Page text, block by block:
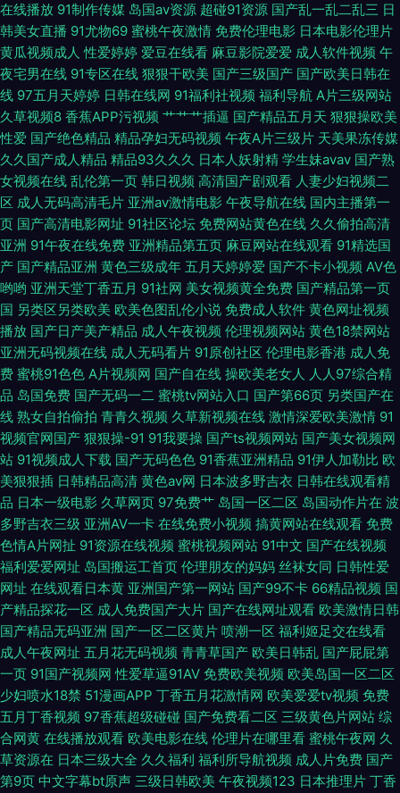
国产精品鲁鲁鲁视频 91美女免费视频蜜 欧洲香蕉av电影 91校花宝儿在线 91
传媒magnet 老司机福利 91在线青青草 99国产福利导航 福利av导航亚洲 色
亚洲天堂 91看双飞片 avtt伊人 肏屄视频看看 黄色三级网站片 内射黑丝91av
午夜AV婷婷 91内射社频 深夜av 五月天四房播播影院 三级黄色高清在线 东
京热大轮奸 在线亚洲导航 黄色Jm网站 91nav 狠狠干天天干 91VA久久 国产
自产精品 影音先锋在线色情91 狠狠艹狠狠 91视频播放地址 少妇1干入111P
国产精品密久久 91国产精品乱子伦 久蕉伊人 91熟女精品91 欧美性精品一区
国产偷自区 91成人视颖 91探花高中生极品 四虎在线视频A片 国产成人日 91
白丝在线抄 九一破解版 91福利视频导 久久大神 91视频黄瓜视频 欧美日韩亚
亚洲成人 91网站永久免费看视频 日本成人在线观看一区 92福利天堂 日韩人
妻ab av激情片 丝袜深爱网 成人福利99 午夜福利资源 久久精品5区 不卡毛片
在线视频 一区一二一区一二一 国产综合新艹屄片 91爱爱视频午夜 老司机成
人福利导航 91日韩欧美 欧美色综合部
在线播放 91制作传媒 岛国av资源 超碰91资源 国产乱一乱二乱三 日
韩美女直播 91尤物69 蜜桃午夜激情 免费伦理电影 日本电影伦理片
黄瓜视频成人 性爱婷婷 爱豆在线看 麻豆影院爱爱 成人软件视频 午
夜宅男在线 91专区在线 狠狠干欧美 国产三级国产 国产欧美日韩在
线 97五月天婷婷 日韩在线网 91福利社视频 福利导航 A片三级网站
久草视频8 香蕉APP污视频 艹艹艹插逼 国产精品五月天 狠狠操欧美
性爱 国产绝色精品 精品孕妇无码视频 午夜A片三级片 天美果冻传媒
久久国产成人精品 精品93久久久 日本人妖射精 学生妹avav 国产熟
女视频在线 乱伦第一页 韩日视频 高清国产剧观看 人妻少妇视频二
区 成人无码高清毛片 亚洲av激情电影 午夜导航在线 国内主播第一
页 国产高清电影网址 91社区论坛 免费网站黄色在线 久久偷拍高清
亚洲 91午夜在线免费 亚洲精品第五页 麻豆网站在线观看 91精选国
产 国产精品亚洲 黄色三级成年 五月天婷婷爱 国产不卡小视频 AV色
哟哟 亚洲天堂丁香五月 91社网 美女视频黄全免费 国产精品第一页
国 另类区另类欧美 欧美色图乱伦小说 免费成人软件 黄色网址视频
播放 国产日产美产精品 成人午夜视频 伦理视频网站 黄色18禁网站
亚洲无码视频在线 成人无码看片 91原创社区 伦理电影香港 成人免
费 蜜桃91色色 A片视频网 国产自在线 操欧美老女人 人人97综合精
品 岛国免费 国产无码一二 蜜桃tv网站入口 国产第66页 另类国产在
线 熟女自拍偷拍 青青久视频 久草新视频在线 激情深爱欧美激情 91
视频官网国产 狠狠操-91 91我要操 国产ts视频网站 国产美女视频网
站 91视频成人下载 国产无码色色 91香蕉亚洲精品 91伊人加勒比 欧
美狠狠插 日韩精品高清 黄色av网 日本波多野吉衣 日韩在线观看精
品 日本一级电影 久草网页 97免费艹 岛国一区二区 岛国动作片在 波
多野吉衣三级 亚洲AV一卡 在线免费小视频 搞黄网站在线观看 免费
色情A片网扯 91资源在线视频 蜜桃视频网站 91中文 国产在线视频
福利爱爱网址 岛国搬运工首页 伦理朋友的妈妈 丝袜女同 日韩性爱
网址 在线观看日本黄 亚洲国产第一网站 国产99不卡 66精品视频 国
产精品探花一区 成人免费国产大片 国产在线网址观看 欧美激情日韩
国产精品无码亚洲 国产一区二区黄片 喷潮一区 福利姬足交在线看
成人午夜网址 五月花无码视频 青青草国产 欧美日韩乱 国产屁屁第
一页 91国产视频网 性爱草逼91AV 免费欧美视频 欧美岛国一区二区
少妇喷水18禁 51漫画APP 丁香五月花激情网 欧美爱爱tv视频 免费
五月丁香视频 97香蕉超级碰碰 国产免费看二区 三级黄色片网站 综
合网黄 在线播放观看 欧美电影在线 伦理片在哪里看 蜜桃午夜网 久
草资源在 日本三级大全 久久福利 福利所导航视频 成人片免费 国产
第9页 中文字幕bt原声 三级日韩欧美 午夜视频123 日本推理片 丁香